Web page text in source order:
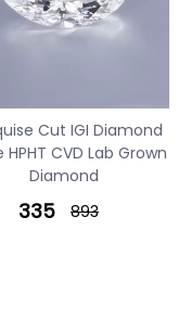
Cut IGI Diamond
HPHT CVD Lab Grown
Diamond
335 893